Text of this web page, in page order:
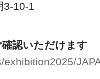
10-1
認いただけます